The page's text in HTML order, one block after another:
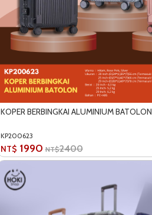
KOPER BERBINGKAI ALUMINIUM BATOLON
KP200623
NT$ 1990 NT$2400